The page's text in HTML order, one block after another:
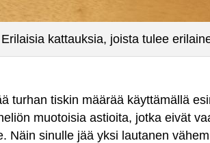
Erilaisia kattauksia, joista tulee
turhan tiskin määrää käyttämällä
muotoisia astioita, jotka eivät
Näin sinulle jää yksi lautanen